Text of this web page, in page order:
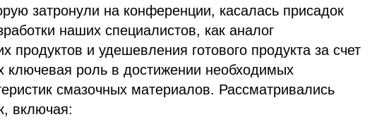
затронули на конференции, касалась присадок
наших специалистов, как аналог
продуктов и удешевления готового продукта за счет
ключевая роль в достижении необходимых
смазочных материалов. Рассматривались
включая: